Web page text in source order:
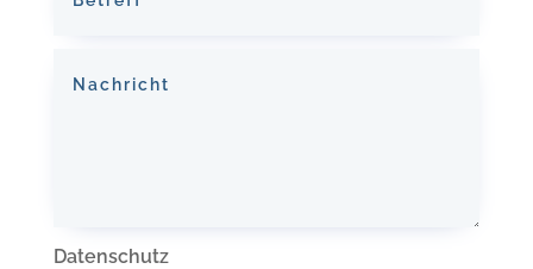
Datenschutz